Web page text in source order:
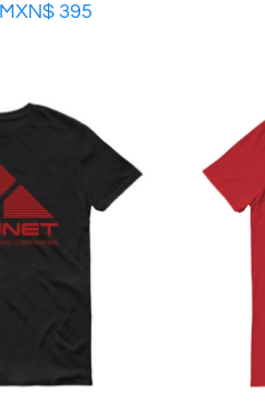
MXN$ 395